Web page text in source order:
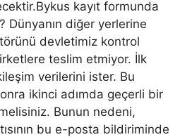
kayıt formunda
Dünyanın diğer yerlerine
devletimiz kontrol
teslim etmiyor. İlk
verilerini ister. Bu
ikinci adımda geçerli bir
Bunun nedeni,
bu e-posta bildiriminde